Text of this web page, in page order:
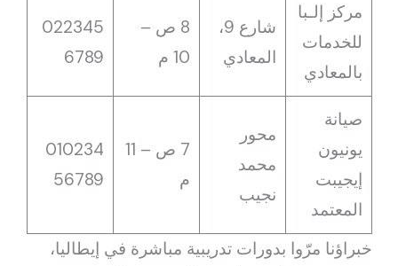
مركز إلـبا
للخدمات
بالمعادي
شارع 9،
المعادي
8 ص –
10 م
022345
6789
صيانة
يونيون
إيجيبت
المعتمد
محور
محمد
نجيب
7 ص – 11
م
010234
56789
خبراؤنا مرّوا بدورات تدريبية مباشرة في إيطاليا،